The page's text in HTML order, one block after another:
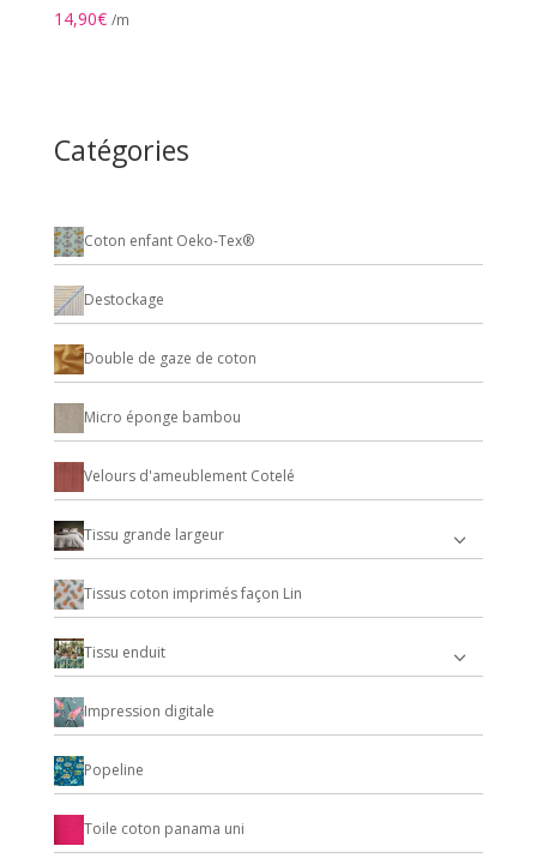
Catégories
Coton enfant Oeko-Tex®
Destockage
Double de gaze de coton
Micro éponge bambou
Velours d'ameublement Cotelé
Tissu grande largeur
Tissus coton imprimés façon Lin
Tissu enduit
Impression digitale
Popeline
Toile coton panama uni
14,90€ /m